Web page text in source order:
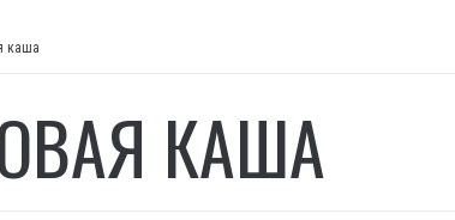
каша
КАША